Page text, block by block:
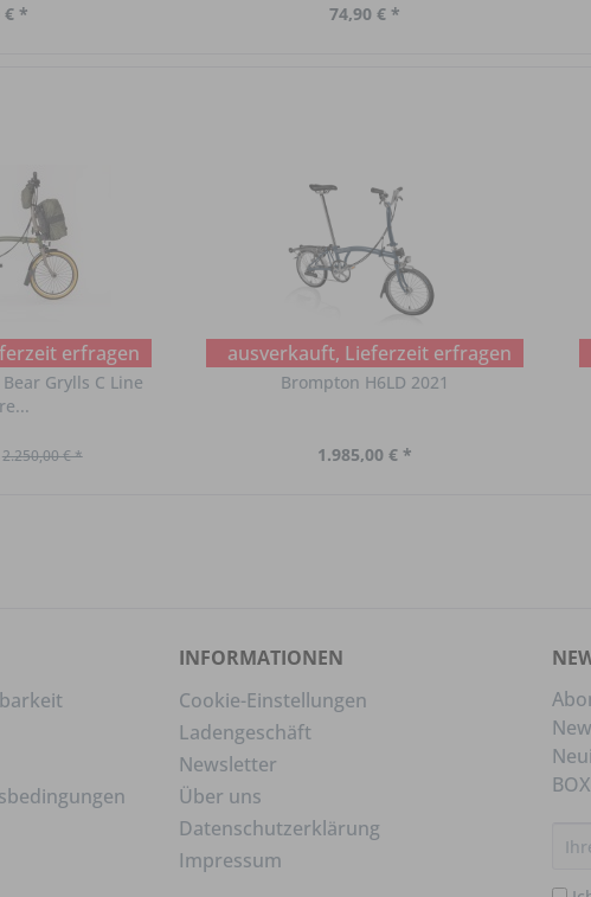
€ * 74,90 € *
erfragen
Grylls C Line
2.250,00 € *
ausverkauft, Lieferzeit erfragen
Brompton H6LD 2021
1.985,00 € *
INFORMATIONEN
Cookie-Einstellungen
Ladengeschäft
Newsletter
Über uns
Datenschutzerklärung
Impressum